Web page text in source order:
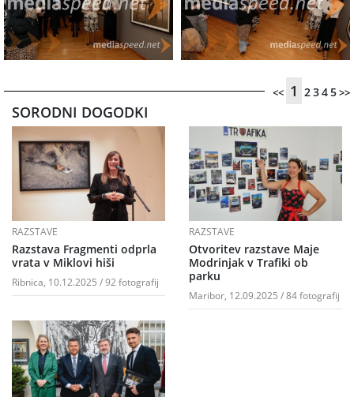
<< 1 2345>>
SORODNI DOGODKI
RAZSTAVE
Razstava Fragmenti odprla
vrata v Miklovi hiši
Ribnica, 10.12.2025 / 92 fotografij
RAZSTAVE
Otvoritev razstave Maje
Modrinjak v Trafiki ob
parku
Maribor, 12.09.2025 / 84 fotografij